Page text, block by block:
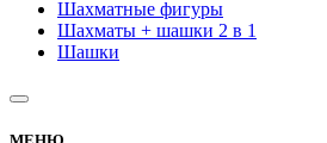
Шахматные фигуры
Шахматы + шашки 2 в 1
Шашки